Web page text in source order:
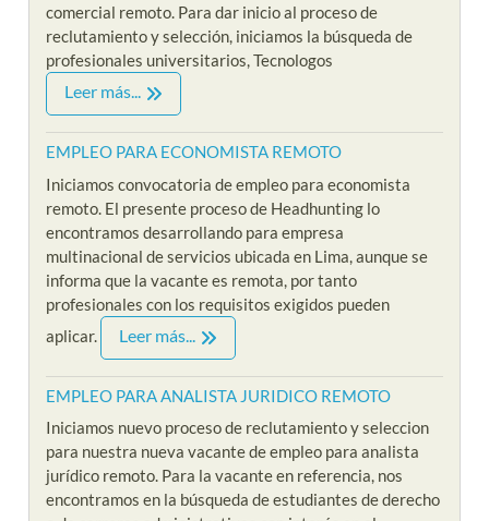
comercial remoto. Para dar inicio al proceso de
reclutamiento y selección, iniciamos la búsqueda de
profesionales universitarios, Tecnologos
Leer más...
EMPLEO PARA ECONOMISTA REMOTO
Iniciamos convocatoria de empleo para economista
remoto. El presente proceso de Headhunting lo
encontramos desarrollando para empresa
multinacional de servicios ubicada en Lima, aunque se
informa que la vacante es remota, por tanto
profesionales con los requisitos exigidos pueden
aplicar.
Leer más...
EMPLEO PARA ANALISTA JURIDICO REMOTO
Iniciamos nuevo proceso de reclutamiento y seleccion
para nuestra nueva vacante de empleo para analista
jurídico remoto. Para la vacante en referencia, nos
encontramos en la búsqueda de estudiantes de derecho